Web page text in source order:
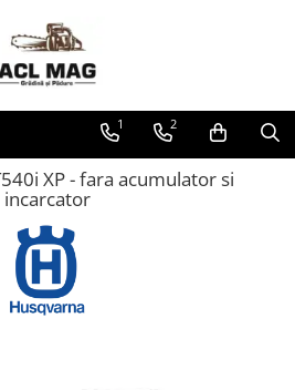
1 2
XP - fara acumulator si
incarcator